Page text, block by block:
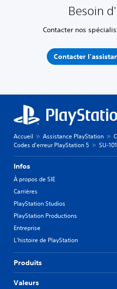
Besoin
Contacter nos
Contacter
Accueil Assistance PlayStation
Codes d'erreur PlayStation 5
SU-
Infos
À propos de SIE
Carrières
PlayStation Studios
PlayStation Productions
Entreprise
L'histoire de PlayStation
Produits
Valeurs